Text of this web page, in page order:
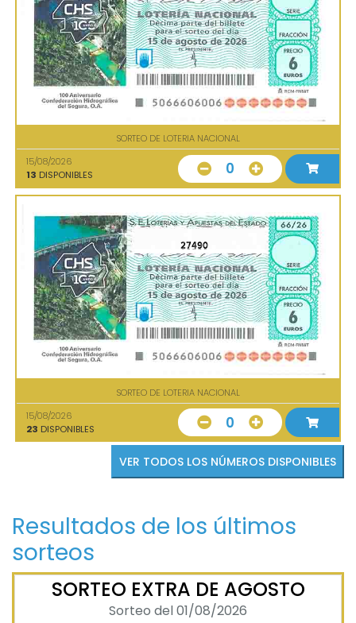
SORTEO DE LOTERIA NACIONAL
15/08/2026
13 DISPONIBLES 0
27490
SORTEO DE LOTERIA NACIONAL
15/08/2026
23 DISPONIBLES 0
VER TODOS LOS NÚMEROS DISPONIBLES
Resultados de los últimos
sorteos
SORTEO EXTRA DE AGOSTO
Sorteo del 01/08/2026